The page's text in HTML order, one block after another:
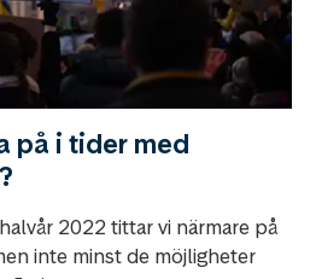
på i tider med
2022 tittar vi närmare på
inte minst de möjligheter